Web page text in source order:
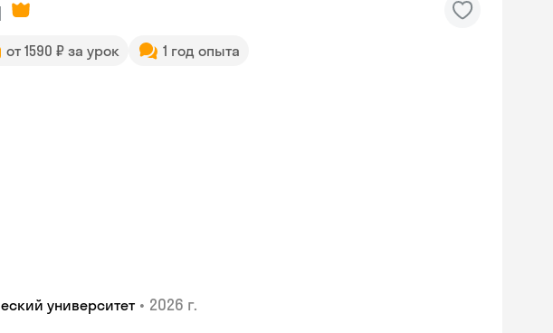
от 1590 ₽ за урок 1 год опыта
университет • 2026 г.